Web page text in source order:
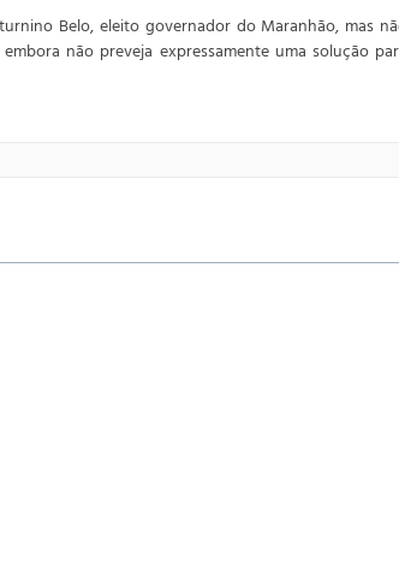
Belo, eleito governador do Maranhão, mas
não preveja expressamente uma solução